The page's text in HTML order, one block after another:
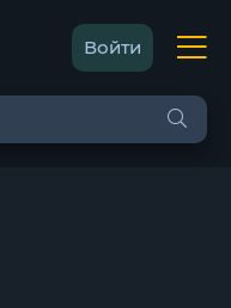
Войти